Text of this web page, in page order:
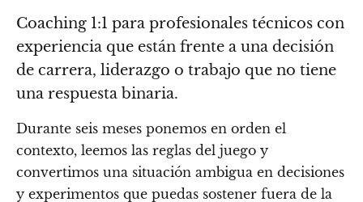
Coaching 1:1 para profesionales técnicos con
experiencia que están frente a una decisión
de carrera, liderazgo o trabajo que no tiene
una respuesta binaria.
Durante seis meses ponemos en orden el
contexto, leemos las reglas del juego y
convertimos una situación ambigua en decisiones
y experimentos que puedas sostener fuera de la